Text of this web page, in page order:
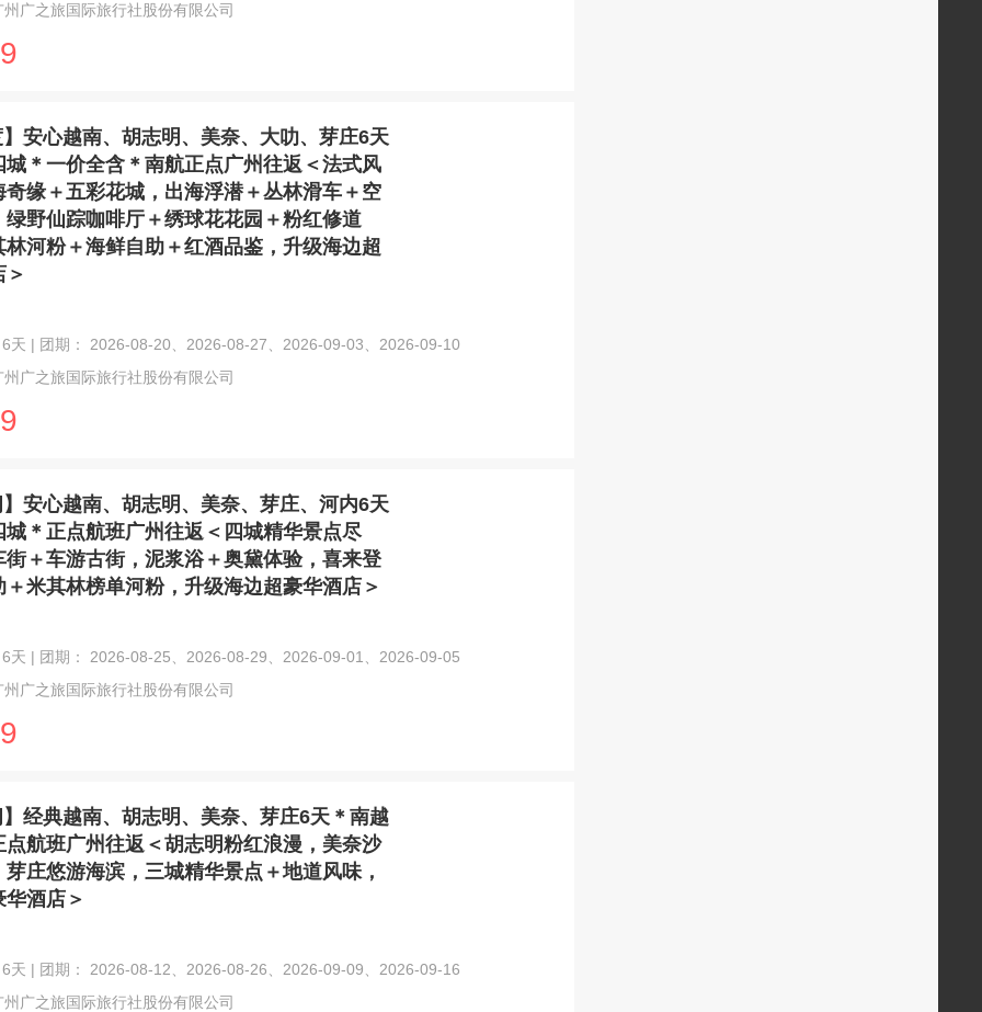
广之旅国际旅行社股份有限公司
】安心越南、胡志明、美奈、大叻、芽庄6天
城＊一价全含＊南航正点广州往返＜法式风
奇缘＋五彩花城，出海浮潜＋丛林滑车＋空
绿野仙踪咖啡厅＋绣球花花园＋粉红修道
林河粉＋海鲜自助＋红酒品鉴，升级海边超
＞
天 | 团期： 2026-08-20、2026-08-27、2026-09-03、2026-09-10
广之旅国际旅行社股份有限公司
】安心越南、胡志明、美奈、芽庄、河内6天
城＊正点航班广州往返＜四城精华景点尽
街＋车游古街，泥浆浴＋奥黛体验，喜来登
＋米其林榜单河粉，升级海边超豪华酒店＞
天 | 团期： 2026-08-25、2026-08-29、2026-09-01、2026-09-05
广之旅国际旅行社股份有限公司
】经典越南、胡志明、美奈、芽庄6天＊南越
点航班广州往返＜胡志明粉红浪漫，美奈沙
芽庄悠游海滨，三城精华景点＋地道风味，
酒店＞
天 | 团期： 2026-08-12、2026-08-26、2026-09-09、2026-09-16
广之旅国际旅行社股份有限公司